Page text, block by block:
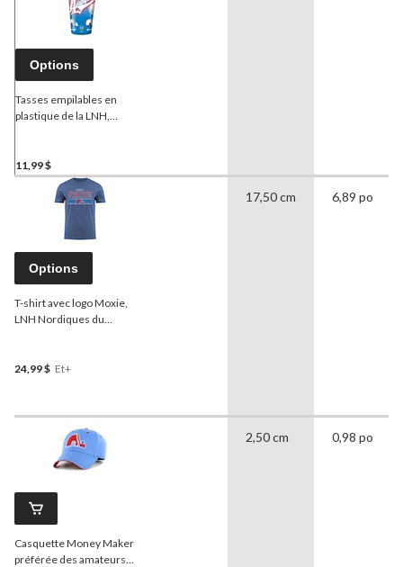
Options
Tasses empilables en
plastique de la LNH,
11,99 $
Options
T-shirt avec logo Moxie,
LNH Nordiques du
24,99 $ Et+
17,50 cm 6,89 po
Casquette Money Maker
préférée des amateurs
2,50 cm 0,98 po